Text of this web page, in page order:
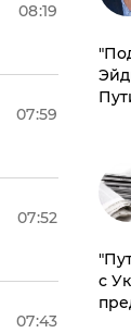
08:19
07:59
07:52
07:43
с